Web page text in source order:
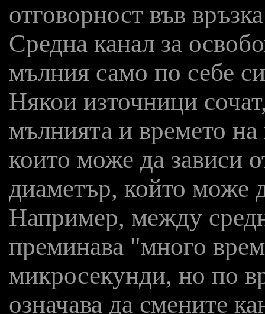
отговорност във
Средна канал за
мълния само по себе
Някои източници
мълнията и времето
които може да зависи
диаметър, който може
Например, между
преминава "много
микросекунди, но по
означава да смените